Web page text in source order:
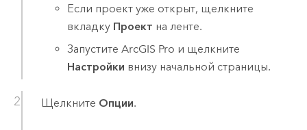
Если проект уже открыт, щелкните
вкладку Проект на ленте.
ЗапуститеArcGIS Pro и щелкните
Настройки внизу начальной страницы.
Щелкните Опции.